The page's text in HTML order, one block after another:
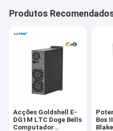
Produtos
Acções Goldshell E-
DG1M LTC Doge Bells
Computador
Box